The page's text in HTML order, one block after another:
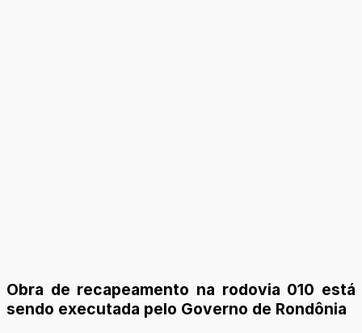
Obra de recapeamento na rodovia 010 está
sendo executada pelo Governo de Rondônia